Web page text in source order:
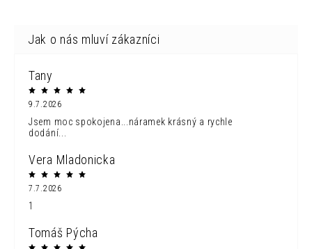
Tany
9.7.2026
Jsem moc spokojena...náramek krásný a rychle
dodání...
Vera Mladonicka
7.7.2026
1
Tomáš Pýcha